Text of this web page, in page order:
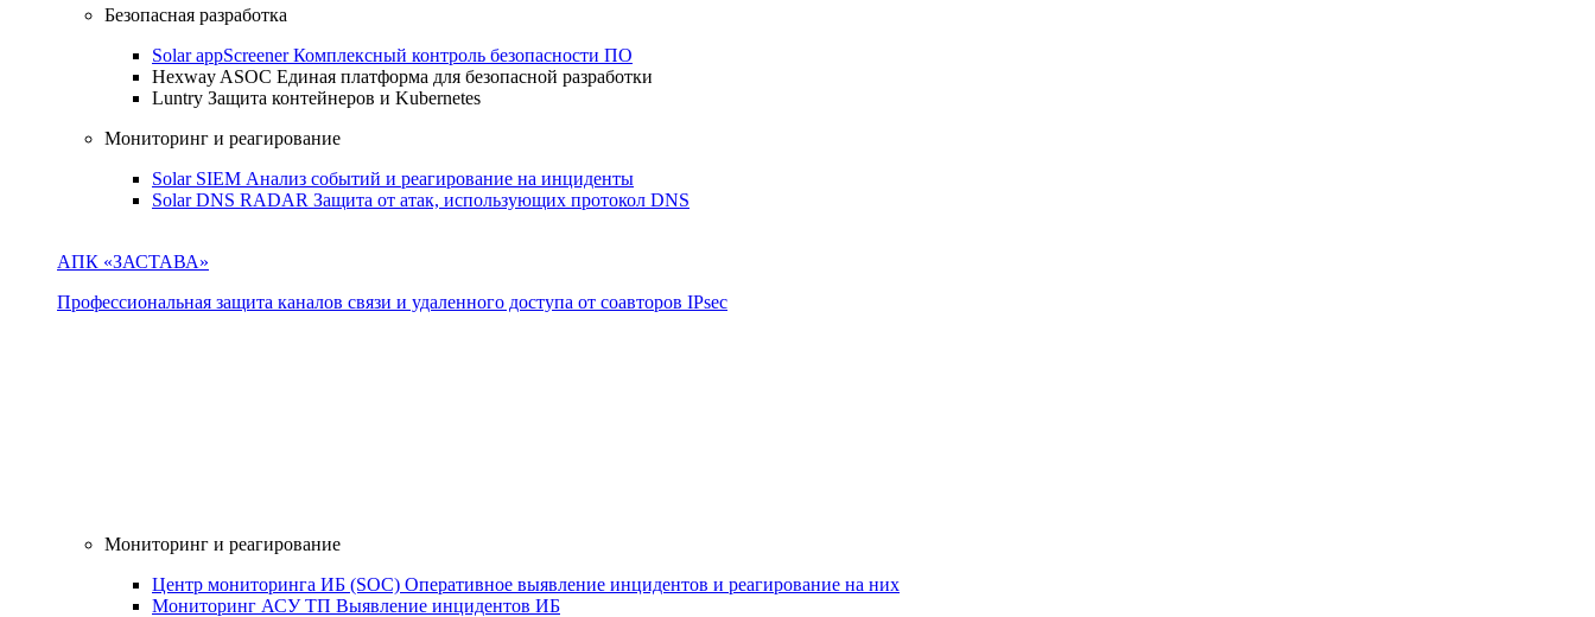
Безопасная разработка
Solar appScreenerКомплексный контроль безопасности ПО
Hexway ASOC Единая платформа для безопасной разработки
Luntry Защита контейнеров и Kubernetes
Мониторинг и реагирование
Solar SIEM Анализ событий и реагирование на инциденты
Solar DNS RADAR Защита от атак, использующих протокол DNS
АПК «ЗАСТАВА»
Профессиональная защита каналов связи и удаленного доступа от соавторов IPsec
Мониторинг и реагирование
Центр мониторинга ИБ (SOC) Оперативное выявление инцидентов и реагирование на них
Мониторинг АСУ ТП Выявление инцидентов ИБ